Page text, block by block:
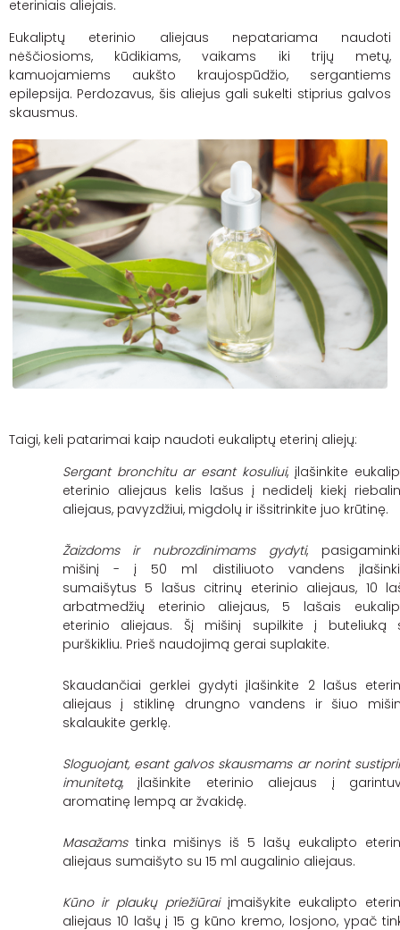
eteriniais aliejais.
Eukaliptų eterinio aliejaus nepatariama naudoti
nėščiosioms, kūdikiams, vaikams iki trijų metų,
kamuojamiems aukšto kraujospūdžio, sergantiems
epilepsija. Perdozavus, šis aliejus gali sukelti stiprius galvos
skausmus.
Taigi, keli patarimai kaip naudoti eukaliptų eterinį aliejų:
Sergant bronchitu ar esant kosuliui, įlašinkite
eterinio aliejaus kelis lašus į nedidelį kiekį
aliejaus, pavyzdžiui, migdolų ir išsitrinkite juo krūtinę.
Žaizdoms ir nubrozdinimams gydyti,
mišinį - į 50 ml distiliuoto vandens
sumaišytus 5 lašus citrinų eterinio aliejaus, 10
arbatmedžių eterinio aliejaus, 5 lašais
eterinio aliejaus. Šį mišinį supilkite į buteliuką
purškikliu. Prieš naudojimą gerai suplakite.
Skaudančiai gerklei gydyti įlašinkite 2 lašus
aliejaus į stiklinę drungno vandens ir šiuo
skalaukite gerklę.
Sloguojant, esant galvos skausmams ar norint
imunitetą, įlašinkite eterinio aliejaus į
aromatinę lempą ar žvakidę.
Masažamstinka mišinys iš 5 lašų eukalipto
aliejaus sumaišyto su 15 ml augalinio aliejaus.
Kūno ir plaukų priežiūraiįmaišykite eukalipto
aliejaus 10 lašų į 15 g kūno kremo, losjono, ypač